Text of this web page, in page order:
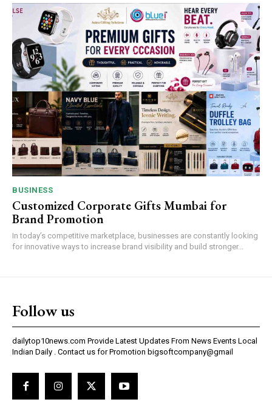
BUSINESS
Customized Corporate Gifts Mumbai for
Brand Promotion
In today’s competitive marketplace, businesses are constantly looking
for innovative ways to increase brand visibility and build stronger...
Follow us
dailytop10news.com Provide Latest Updates From News Events Local
Indian Daily . Contact us for Promotion bigsoftcompany@gmail